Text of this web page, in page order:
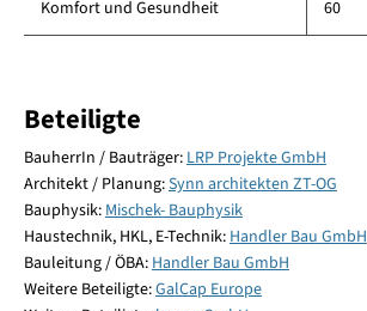
Komfort und Gesundheit 60
Beteiligte
BauherrIn / Bauträger: LRP Projekte GmbH
Architekt / Planung:Synn architekten ZT-OG
Bauphysik: Mischek- Bauphysik
Haustechnik, HKL, E-Technik: Handler Bau GmbH
Bauleitung / ÖBA: Handler Bau GmbH
Weitere Beteiligte:GalCap Europe